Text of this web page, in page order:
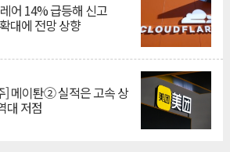
어 14% 급등해 신고
대에 전망 상향
] 메이퇀② 실적은 고속 상
대 저점